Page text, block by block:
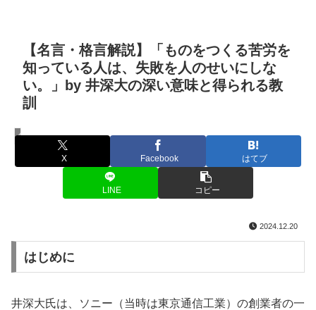
【名言・格言解説】「ものをつくる苦労を
知っている人は、失敗を人のせいにしな
い。」by 井深大の深い意味と得られる教
訓
名言・格言
X Facebook はてブ
LINE コピー
2024.12.20
はじめに
井深大氏は、ソニー（当時は東京通信工業）の創業者の一